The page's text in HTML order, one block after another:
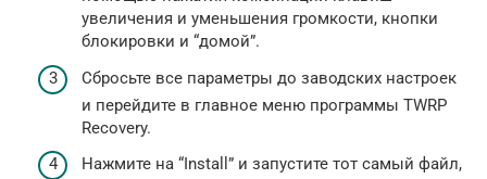
увеличения и уменьшения громкости, кнопки
блокировки и “домой”.
Сбросьте все параметры до заводских настроек
и перейдите в главное меню программы TWRP
Recovery.
Нажмите на “Install” и запустите тот самый файл,